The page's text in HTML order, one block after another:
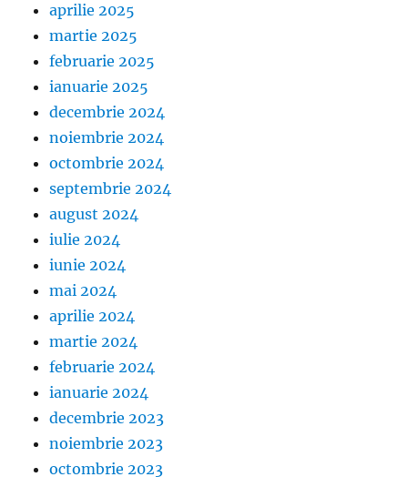
aprilie 2025
martie 2025
februarie 2025
ianuarie 2025
decembrie 2024
noiembrie 2024
octombrie 2024
septembrie 2024
august 2024
iulie 2024
iunie 2024
mai 2024
aprilie 2024
martie 2024
februarie 2024
ianuarie 2024
decembrie 2023
noiembrie 2023
octombrie 2023